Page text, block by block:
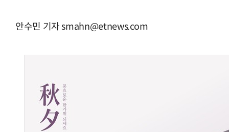
안수민 기자 smahn@etnews.com